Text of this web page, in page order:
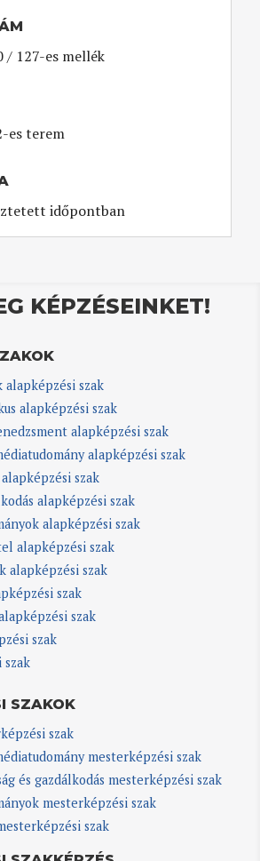
/ 127-es mellék
es terem
időpontban
KÉPZÉSEINKET!
szak
alapképzési szak
alapképzési szak
alapképzési szak
szak
alapképzési szak
alapképzési szak
alapképzési szak
alapképzési szak
szak
szak
szak
SZAKOK
szak
mesterképzési szak
és gazdálkodás mesterképzési szak
mesterképzési szak
szak